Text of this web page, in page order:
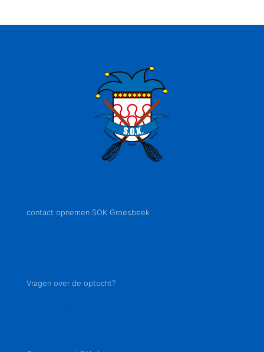
contact opnemen SOK Groesbeek
Vragen over de optocht?